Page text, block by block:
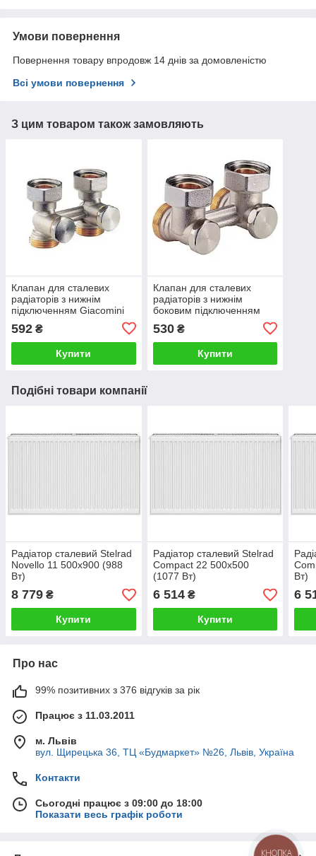
Умови повернення
Повернення товару впродовж 14 днів за домовленістю
Всі умови повернення
З цим товаром також замовляють
Клапан для сталевих
радіаторів з нижнім
підключенням Giacomini
592 ₴
Купити
Клапан для сталевих
радіаторів з нижнім
боковим підключенням
R388X002
530₴
Купити
Подібні товари компанії
Радіатор сталевий Stelrad
Novello 11 500x900 (988
Вт)
8 779 ₴
Купити
Радіатор сталевий Stelrad
Compact 22 500x500
(1077 Вт)
6 514₴
Купити
Вт)
6
Про нас
99% позитивних з 376 відгуків за рік
Працює з 11.03.2011
м. Львів
вул. Щирецька 36, ТЦ «Будмаркет» №26, Львів, Україна
Контакти
Сьогодні працює з 09:00 до 18:00
Показати весь графік роботи
КНОПКА